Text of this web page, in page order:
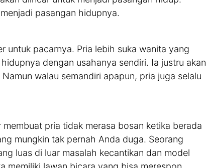
pasangan hidupnya.
untuk pacarnya. Pria lebih suka wanita yang
dengan usahanya sendiri. Ia justru akan
walau semandiri apapun, pria juga selalu
pria tidak merasa bosan ketika berada
mungkin tak pernah Anda duga. Seorang
luas di luar masalah kecantikan dan model